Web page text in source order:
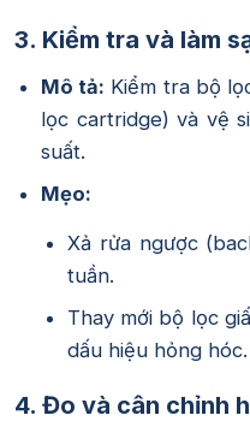
3. Kiểm tra và làm
Mô tả: Kiểm tra bộ
lọc cartridge) và vệ
suất.
Mẹo:
Xả rửa ngược
tuần.
Thay mới bộ lọc
dấu hiệu hỏng hóc.
4. Đo và cân chỉnh